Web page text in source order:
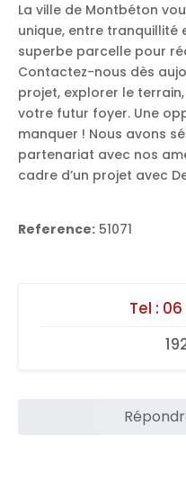
La ville de Montbéton
unique, entre tranquillité
superbe parcelle pour
Contactez-nous dès
projet, explorer le
votre futur foyer. Une
manquer ! Nous avons
partenariat avec nos
cadre d’un projet avec
Reference: 51071
Tel : 06